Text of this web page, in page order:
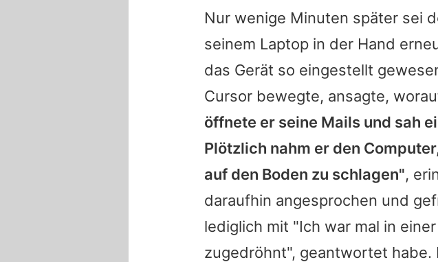
Nur wenige Minuten später sei
seinem Laptop in der Hand
das Gerät so eingestellt
Cursor bewegte, ansagte,
öffnete er seine Mails und sah
Plötzlich nahm er den
auf den Boden zu schlagen",
daraufhin angesprochen und
lediglich mit "Ich war mal in
zugedröhnt", geantwortet habe.